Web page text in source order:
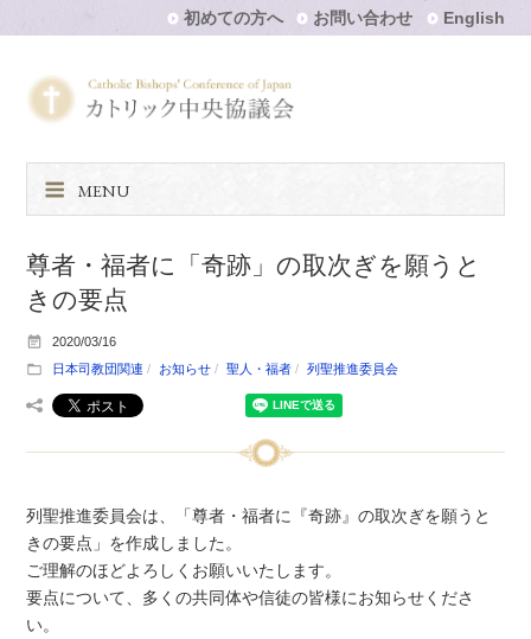
初めての方へ お問い合わせ English
MENU
尊者・福者に「奇跡」の取次ぎを願うと
きの要点
2020/03/16
日本司教団関連
お知らせ 聖人・福者 列聖推進委員会
列聖推進委員会は、「尊者・福者に『奇跡』の取次ぎを願うと
きの要点」を作成しました。
ご理解のほどよろしくお願いいたします。
要点について、多くの共同体や信徒の皆様にお知らせくださ
い。